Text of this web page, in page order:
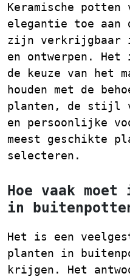
Keramische potten
elegantie toe aan
zijn verkrijgbaar
en ontwerpen.
de keuze van het
houden met de
planten, de stijl
en persoonlijke
meest geschikte
selecteren.
Hoe vaak
in
Het is een
planten in
krijgen. Het